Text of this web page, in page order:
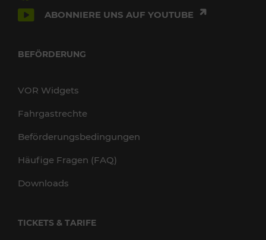
ABONNIERE UNS AUF YOUTUBE
BEFÖRDERUNG
VOR Widgets
Fahrgastrechte
Beförderungsbedingungen
Häufige Fragen (FAQ)
Downloads
TICKETS & TARIFE